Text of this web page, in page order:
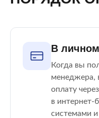
В личном
Когда вы
менеджера,
оплату
в интернет-
системами